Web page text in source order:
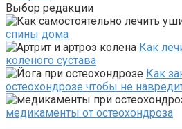
Выбор редакции
спины дома
Как
коленого сустава
Как
остеохондрозе чтобы не
медикаменты от остеохондроза